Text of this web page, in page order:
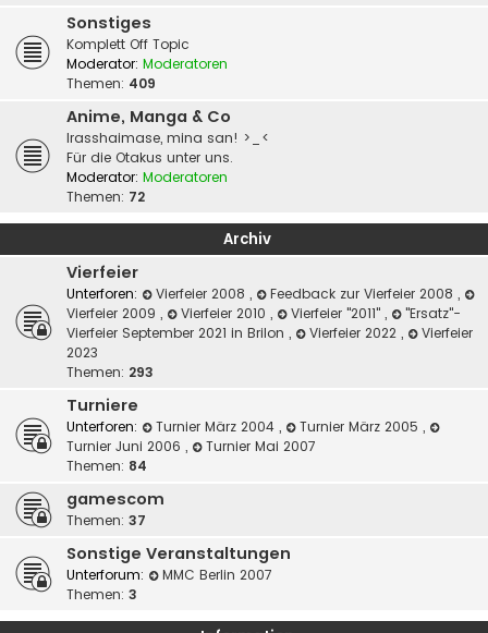
Sonstiges
Komplett Off Topic
Moderator: Moderatoren
Themen: 409
Anime, Manga & Co
Irasshaimase, mina san! >_<
Für die Otakus unter uns.
Moderator: Moderatoren
Themen: 72
Archiv
Vierfeier
Unterforen: Vierfeier 2008 , Feedback zur Vierfeier 2008 ,
Vierfeier 2009 , Vierfeier 2010 , Vierfeier "2011" ,
"Ersatz"-
Vierfeier September 2021 in Brilon , Vierfeier 2022 ,
Vierfeier
2023
Themen: 293
Turniere
Unterforen: Turnier März 2004 , Turnier März 2005 ,
Turnier Juni 2006 ,
Turnier Mai 2007
Themen: 84
gamescom
Themen: 37
Sonstige Veranstaltungen
Unterforum:
MMC Berlin 2007
Themen: 3